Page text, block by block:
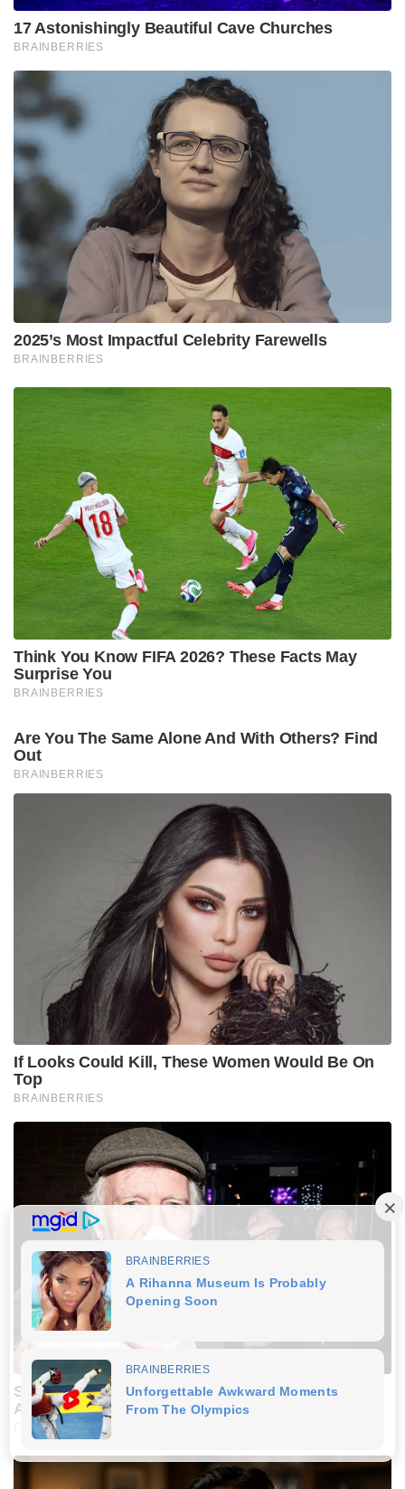
17 Astonishingly Beautiful Cave Churches
BRAINBERRIES
2025’s Most Impactful Celebrity Farewells
BRAINBERRIES
Think You Know FIFA 2026? These Facts May
Surprise You
BRAINBERRIES
Are You The Same Alone And With Others? Find
Out
BRAINBERRIES
If Looks Could Kill, These Women Would Be On
Top
BRAINBERRIES
Stop Waiting In Line: The 87¢ Generic Viagra Is
Actually "Self-Serve" In Aisle 7
FRIDAY PLANS